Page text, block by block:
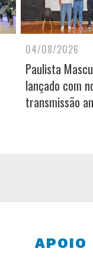
04/08/2026
Paulista
lançado com
transmissão
APOIO